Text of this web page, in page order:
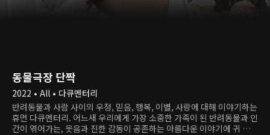
동물극장 단짝
2022 • All • 다큐멘터리
반려동물과 사람 사이의 우정, 믿음, 행복, 이별, 사랑에 대해 이야기하는
휴먼 다큐멘터리. 어느새 우리에게 가장 소중한 가족이 된 반려동물과 인
간이 엮어가는, 웃음과 진한 감동이 공존하는 아름다운 이야기에 귀 기울